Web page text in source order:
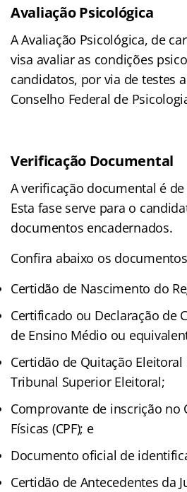
Avaliação Psicológica
A Avaliação Psicológica, de
visa avaliar as condições
candidatos, por via de testes
Conselho Federal de
Verificação Documental
A verificação documental é
Esta fase serve para o
documentos encadernados.
Confira abaixo os
Certidão de Nascimento do
Certificado ou Declaração de
de Ensino Médio ou
Certidão de Quitação
Tribunal Superior Eleitoral;
Comprovante de inscrição no
Físicas (CPF); e
Documento oficial de
Certidão de Antecedentes da